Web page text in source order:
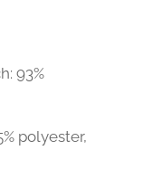
93%
polyester,